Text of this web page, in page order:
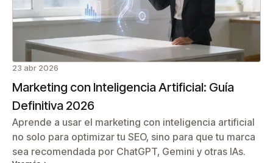
23 abr 2026
Marketing con Inteligencia Artificial: Guía
Definitiva 2026
Aprende a usar el marketing con inteligencia artificial
no solo para optimizar tu SEO, sino para que tu marca
sea recomendada por ChatGPT, Gemini y otras IAs.